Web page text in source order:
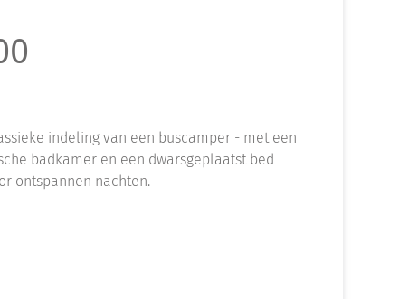
indeling van een buscamper - met een
badkamer en een dwarsgeplaatst bed
ontspannen nachten.